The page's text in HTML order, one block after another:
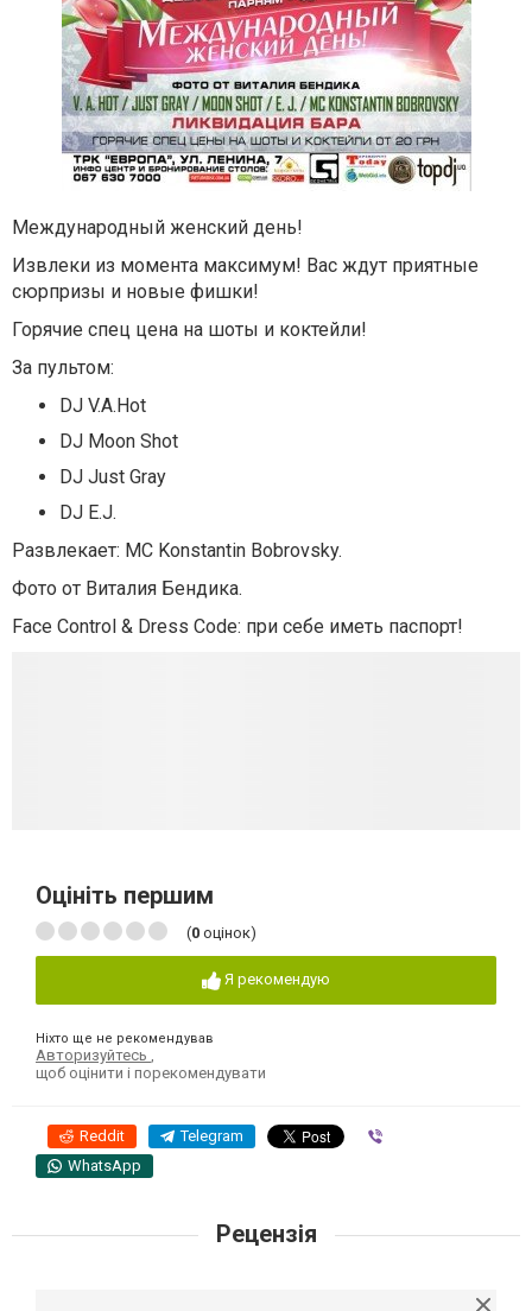
Международный женский день!
Извлеки из момента максимум! Вас ждут приятные
сюрпризы и новые фишки!
Горячие спец цена на шоты и коктейли!
За пультом:
DJ V.A.Hot
DJ Moon Shot
DJ Just Gray
DJ E.J.
Развлекает: MC Konstantin Bobrovsky.
Фото от Виталия Бендика.
Face Control & Dress Code: при себе иметь паспорт!
Оцініть першим
(0 оцінок)
Я рекомендую
Ніхто ще не рекомендував
Авторизуйтесь
щоб оцінити і порекомендувати
Reddit Telegram
WhatsApp
Рецензія